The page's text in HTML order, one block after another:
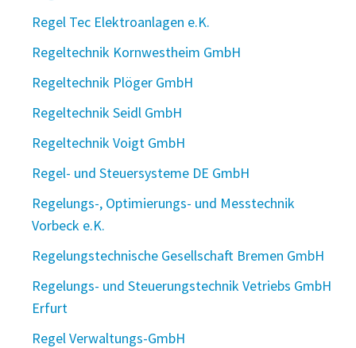
Regel Tec Elektroanlagen e.K.
Regeltechnik Kornwestheim GmbH
Regeltechnik Plöger GmbH
Regeltechnik Seidl GmbH
Regeltechnik Voigt GmbH
Regel- und Steuersysteme DE GmbH
Regelungs-, Optimierungs- und Messtechnik
Vorbeck e.K.
Regelungstechnische Gesellschaft Bremen GmbH
Regelungs- und Steuerungstechnik Vetriebs GmbH
Erfurt
Regel Verwaltungs-GmbH